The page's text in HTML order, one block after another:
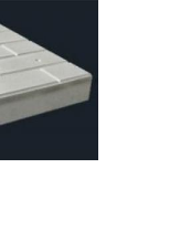
Панели из